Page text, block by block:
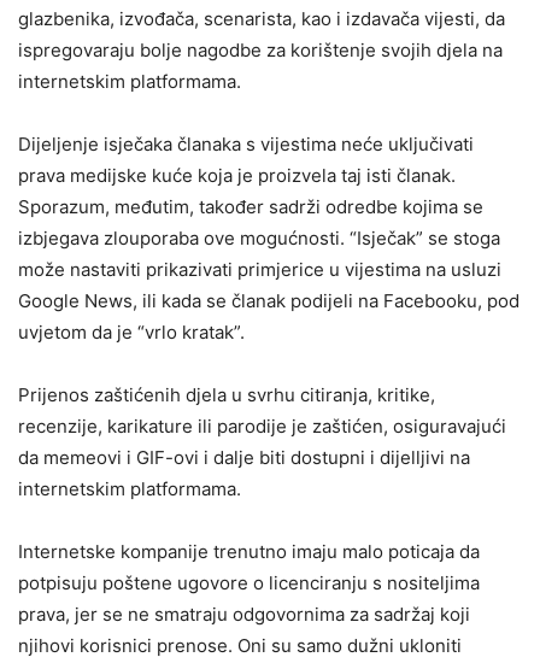
glazbenika, izvođača, scenarista, kao i izdavača vijesti, da
ispregovaraju bolje nagodbe za korištenje svojih djela na
internetskim platformama.
Dijeljenje isječaka članaka s vijestima neće uključivati
prava medijske kuće koja je proizvela taj isti članak.
Sporazum, međutim, također sadrži odredbe kojima se
izbjegava zlouporaba ove mogućnosti. “Isječak” se stoga
može nastaviti prikazivati primjerice u vijestima na usluzi
Google News, ili kada se članak podijeli na Facebooku, pod
uvjetom da je “vrlo kratak”.
Prijenos zaštićenih djela u svrhu citiranja, kritike,
recenzije, karikature ili parodije je zaštićen, osiguravajući
da memeovi i GIF-ovi i dalje biti dostupni i dijelljivi na
internetskim platformama.
Internetske kompanije trenutno imaju malo poticaja da
potpisuju poštene ugovore o licenciranju s nositeljima
prava, jer se ne smatraju odgovornima za sadržaj koji
njihovi korisnici prenose. Oni su samo dužni ukloniti